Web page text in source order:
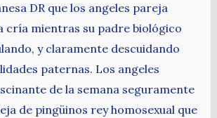
DR que los angeles pareja
cría mientras su padre biológico
y claramente descuidando
paternas. Los angeles
de la semana seguramente
de pingüinos rey homosexual que